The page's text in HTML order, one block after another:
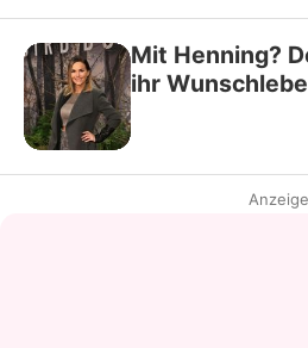
Mit Henning?
ihr
Anzeige